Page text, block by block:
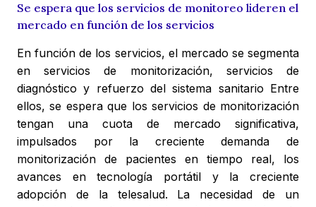
Se espera que los servicios de monitoreo lideren el
mercado en función de los servicios
En función de los servicios, el mercado se segmenta
en servicios de monitorización, servicios de
diagnóstico y refuerzo del sistema sanitario Entre
ellos, se espera que los servicios de monitorización
tengan una cuota de mercado significativa,
impulsados por la creciente demanda de
monitorización de pacientes en tiempo real, los
avances en tecnología portátil y la creciente
adopción de la telesalud. La necesidad de un